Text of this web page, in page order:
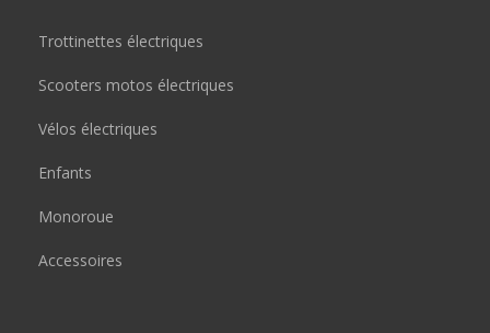
Trottinettes électriques
Scooters motos électriques
Vélos électriques
Enfants
Monoroue
Accessoires